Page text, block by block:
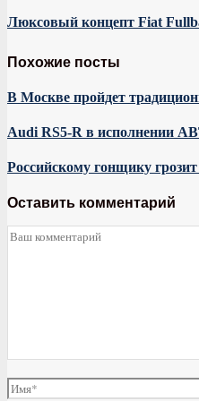
Люксовый концепт Fiat
Похожие посты
В Москве пройдет
Audi RS5-R в исполнении
Российскому гонщику
Оставить комментарий